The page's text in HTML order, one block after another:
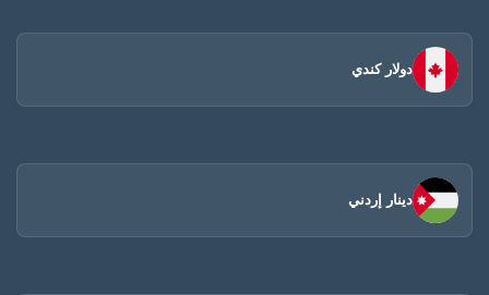
دولار كندي
دينار إردني